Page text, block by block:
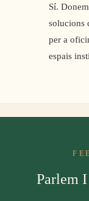
Sí.
solucions
per a
espais
Parlem